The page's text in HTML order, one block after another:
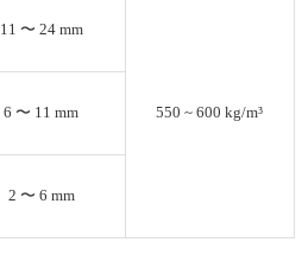
11 〜 24 mm
550 ~ 600 kg/m³
6 〜 11 mm
2 〜 6 mm